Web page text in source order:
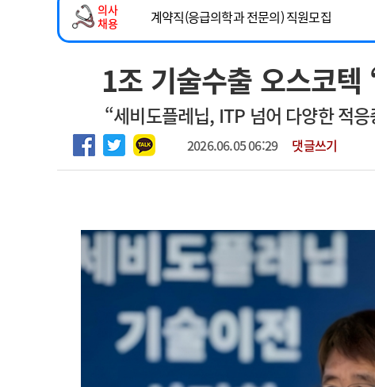
인포메이션 행정처분 판례
고객센터 회사소개 법적고지
의사
채용
계약직(응급의학과 전문의) 직원모집
하반기 전공의(레지던트1년차) 모집
2026년 하반기 인턴 모집
마취통증의학과 임기제 임상의사 채용
1조 기술수출 오스코
“세비도플레닙, ITP 넘어 다양한 적
2026.06.05 06:29 댓글쓰기